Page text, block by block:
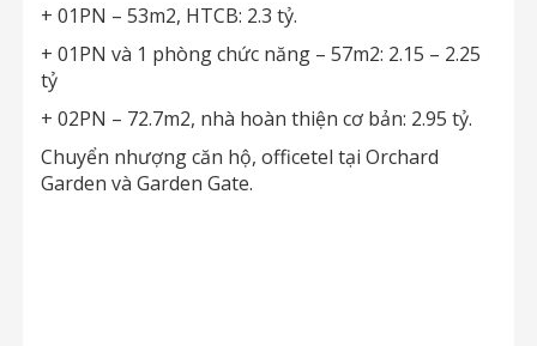
+ 01PN – 53m2, HTCB: 2.3 tỷ.
+ 01PN và 1 phòng chức năng – 57m2: 2.15 – 2.25
tỷ
+ 02PN – 72.7m2, nhà hoàn thiện cơ bản: 2.95 tỷ.
Chuyển nhượng căn hộ, officetel tại Orchard
Garden và Garden Gate.